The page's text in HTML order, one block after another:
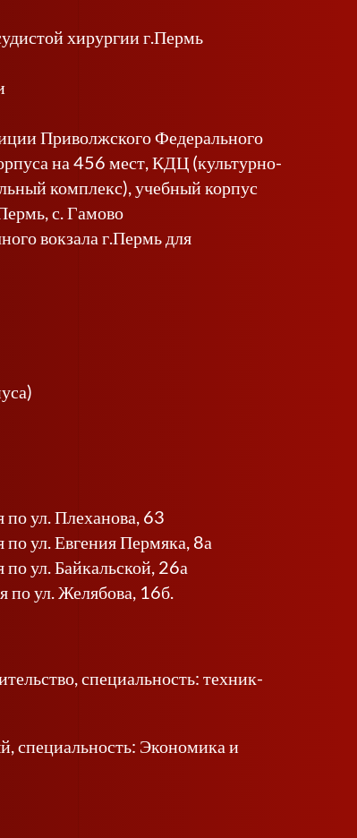
хирургии г.Пермь
Приволжского Федерального
на 456 мест, КДЦ (культурно-
комплекс), учебный корпус
с. Гамово
вокзала г.Пермь для
по ул. Плеханова, 63
по ул. Евгения Пермяка, 8а
ул. Байкальской, 26а
по ул. Желябова, 16б.
специальность: техник-
специальность: Экономика и